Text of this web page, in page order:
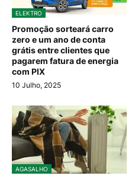
ELEKTRO
Promoção sorteará carro
zero e um ano de conta
grátis entre clientes que
pagarem fatura de energia
com PIX
10 Julho, 2025
AGASALHO